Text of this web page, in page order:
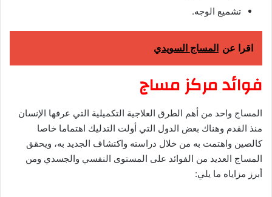
تشميع الوجه.
اقرا عن المساج السويدي
فوائد مركز مساج
المساج واحد من أهم الطرق العلاجية التكميلية التي عرفها الإنسان
منذ القدم وهناك بعض الدول التي أولت التدليك اهتماما خاصا
كالصين واهتمت به من خلال دراسته واكتشاف الجديد به، ويحقق
المساج العديد من الفوائد على المستوى النفسي والجسدي ومن
أبرز مزاياه ما يلي: